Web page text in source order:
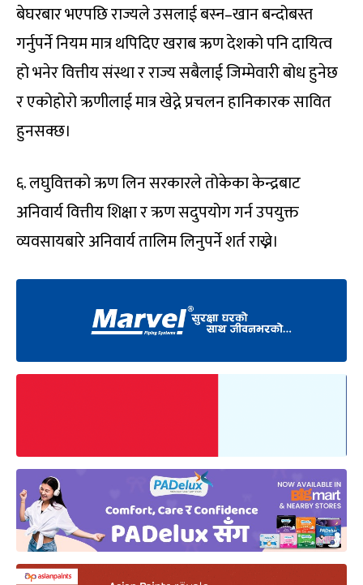
बेघरबार भएपछि राज्यले उसलाई बस्न–खान बन्दोबस्त
गर्नुपर्ने नियम मात्र थपिदिए खराब ऋण देशको पनि दायित्व
हो भनेर वित्तीय संस्था र राज्य सबैलाई जिम्मेवारी बोध हुनेछ
र एकोहोरो ऋणीलाई मात्र खेद्ने प्रचलन हानिकारक सावित
हुनसक्छ।
६. लघुवित्तको ऋण लिन सरकारले तोकेका केन्द्रबाट
अनिवार्य वित्तीय शिक्षा र ऋण सदुपयोग गर्न उपयुक्त
व्यवसायबारे अनिवार्य तालिम लिनुपर्ने शर्त राख्ने।